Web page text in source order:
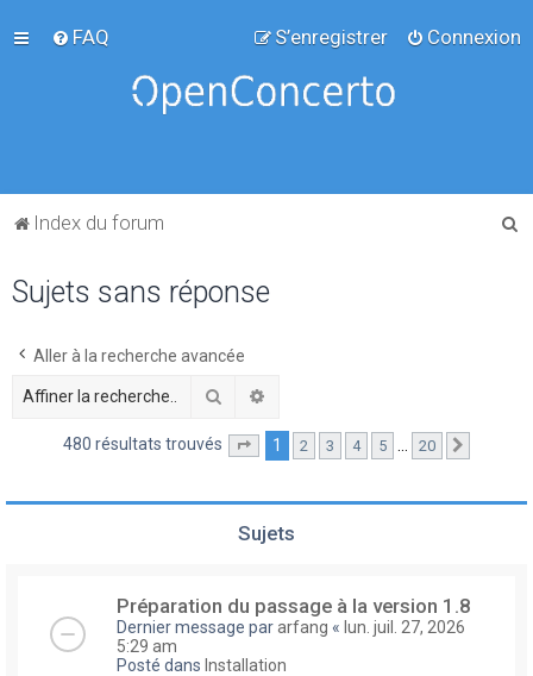
FAQ Connexion
S’enregistrer
Index du forum
Sujets sans réponse
Aller à la recherche avancée
Rechercher
480 résultats trouvés Page sur20
1 2 3 4 5 … 20
Sujets
Préparation du passage à la version 1.8
Dernier message pararfang « lun. juil. 27, 2026
5:29 am
Posté dans Installation